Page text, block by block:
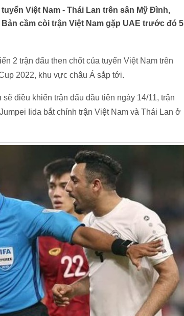
Việt Nam - Thái Lan trên sân Mỹ Đình,
cầm còi trận Việt Nam gặp UAE trước đó 5
2 trận đấu then chốt của tuyển Việt Nam trên
2022, khu vực châu Á sắp tới.
điều khiển trận đấu đầu tiên ngày 14/11, trận
Iida bắt chính trận Việt Nam và Thái Lan ở